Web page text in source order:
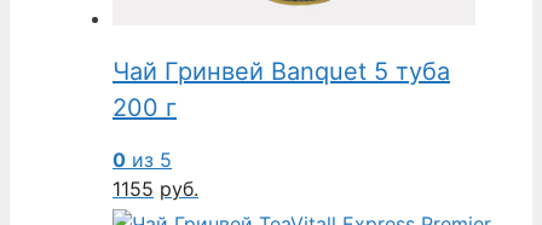
Чай Гринвей Banquet 5 туба
200 г
0 из 5
1155 руб.